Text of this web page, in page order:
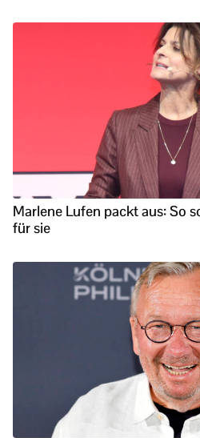
Marlene Lufen packt aus: So
für sie